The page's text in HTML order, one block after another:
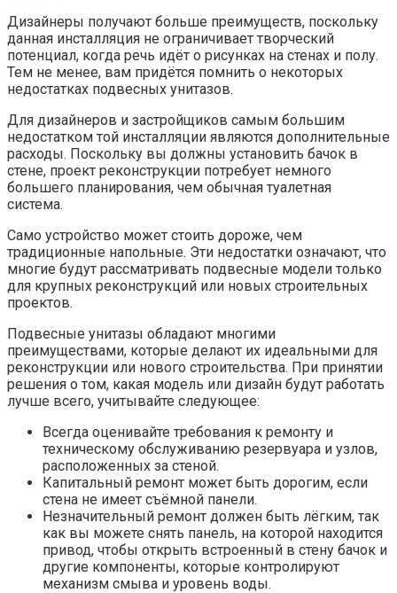
Дизайнеры получают больше преимуществ, поскольку
данная инсталляция не ограничивает творческий
потенциал, когда речь идёт о рисунках на стенах и полу.
Тем не менее, вам придётся помнить о некоторых
недостатках подвесных унитазов.
Для дизайнеров и застройщиков самым большим
недостатком той инсталляции являются дополнительные
расходы. Поскольку вы должны установить бачок в
стене, проект реконструкции потребует немного
большего планирования, чем обычная туалетная
система.
Само устройство может стоить дороже, чем
традиционные напольные. Эти недостатки означают, что
многие будут рассматривать подвесные модели только
для крупных реконструкций или новых строительных
проектов.
Подвесные унитазы обладают многими
преимуществами, которые делают их идеальными для
реконструкции или нового строительства. При принятии
решения о том, какая модель или дизайн будут работать
лучше всего, учитывайте следующее:
Всегда оценивайте требования к ремонту и
техническому обслуживанию резервуара и узлов,
расположенных за стеной.
Капитальный ремонт может быть дорогим, если
стена не имеет съёмной панели.
Незначительный ремонт должен быть лёгким, так
как вы можете снять панель, на которой находится
привод, чтобы открыть встроенный в стену бачок и
другие компоненты, которые контролируют
механизм смыва и уровень воды.